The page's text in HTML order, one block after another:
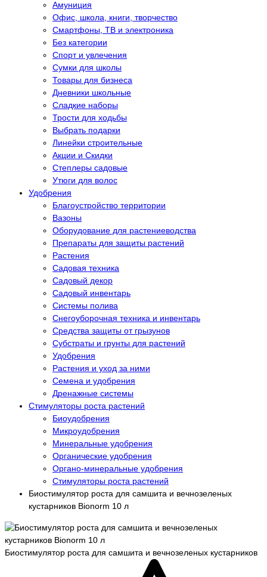
Амуниция
Офис, школа, книги, творчество
Смартфоны, ТВ и электроника
Без категории
Спорт и увлечения
Сумки для школы
Товары для бизнеса
Дневники школьные
Сладкие наборы
Трости для ходьбы
Выбрать подарки
Линейки строительные
Акции и Скидки
Степлеры садовые
Утюги для волос
Удобрения
Благоустройство территории
Вазоны
Оборудование для растениеводства
Препараты для защиты растений
Растения
Садовая техника
Садовый декор
Садовый инвентарь
Системы полива
Снегоуборочная техника и инвентарь
Средства защиты от грызунов
Субстраты и грунты для растений
Удобрения
Растения и уход за ними
Семена и удобрения
Дренажные системы
Стимуляторы роста растений
Биоудобрения
Микроудобрения
Минеральные удобрения
Органические удобрения
Органо-минеральные удобрения
Стимуляторы роста растений
Биостимулятор роста для самшита и вечнозеленых
кустарников Bionorm 10 л
Биостимулятор роста для самшита и вечнозеленых кустарников